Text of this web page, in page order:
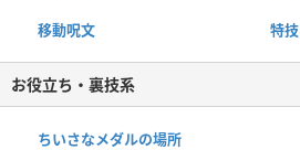
移動呪文 特技
お役立ち・裏技系
ちいさなメダルの場所